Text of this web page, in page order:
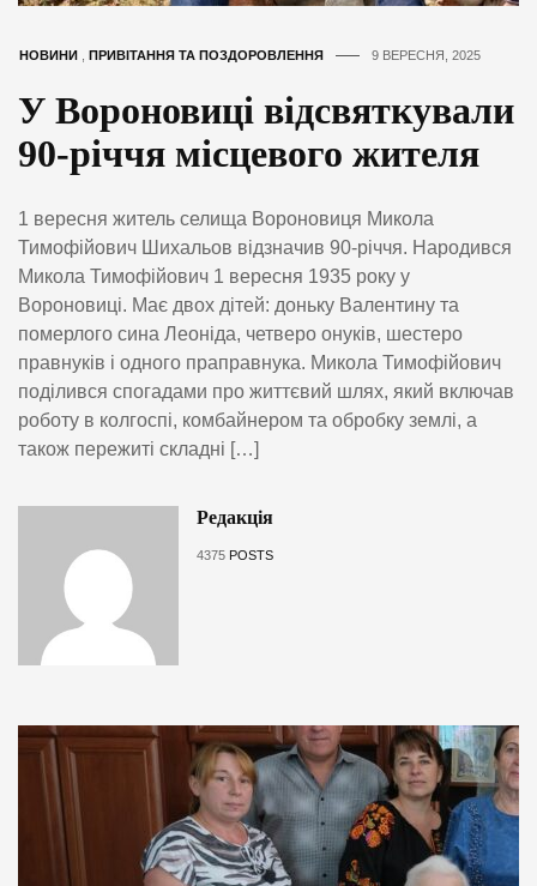
НОВИНИ ПРИВІТАННЯ ТА ПОЗДОРОВЛЕННЯ 9 ВЕРЕСНЯ, 2025
У Вороновиці відсвяткували
90-річчя місцевого жителя
1 вересня житель селища Вороновиця Микола
Тимофійович Шихальов відзначив 90-річчя. Народився
Микола Тимофійович 1 вересня 1935 року у
Вороновиці. Має двох дітей: доньку Валентину та
померлого сина Леоніда, четверо онуків, шестеро
правнуків і одного праправнука. Микола Тимофійович
поділився спогадами про життєвий шлях, який включав
роботу в колгоспі, комбайнером та обробку землі, а
також пережиті складні […]
Редакція
4375 POSTS